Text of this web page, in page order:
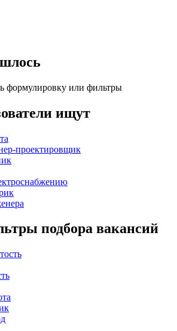
формулировку или фильтры
ищут
проектировщик
подбора вакансий